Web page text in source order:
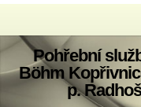
Pohřební
Böhm
p.